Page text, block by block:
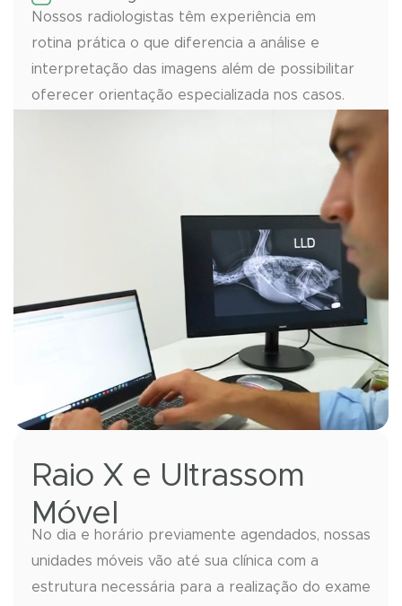
Nossos radiologistas têm experiência em
rotina prática o que diferencia a análise e
interpretação das imagens além de possibilitar
oferecer orientação especializada nos casos.
Raio X e Ultrassom
Móvel
No dia e horário previamente agendados, nossas
unidades móveis vão até sua clínica com a
estrutura necessária para a realização do exame